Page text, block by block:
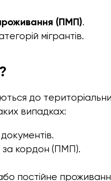
(ПМП).
мігрантів.
до
випадках:
за кордон (ПМП).
постійне